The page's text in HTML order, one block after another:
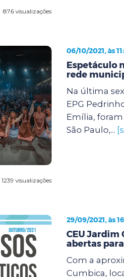
876 visualizações
1239 visualizações
06/10/2021, às
Espetáculo
rede
Na última
EPG
Emília,
São Paulo,...
29/09/2021, às
CEU
abertas
Com a
Cumbica,